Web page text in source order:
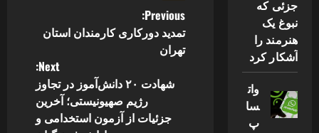
Share
P
o
Previous:
تمدید دورکاری کارمندان استان
تهران
Next:
شهادت ۲۰ دانش‌آموز در تجاوز
رژیم صهیونیستی؛ آخرین
جزئیات از آزمون استخدامی و
جزئی که
نبوغ یک
هنرمند را
آشکار کرد
وات
سا
پ